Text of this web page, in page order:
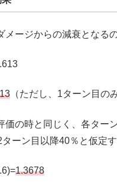
メージからの減衰となるの
（ただし、1ターン目のみ
価の時と同じく、各ター
ーン目以降40％と仮定す
1.3678